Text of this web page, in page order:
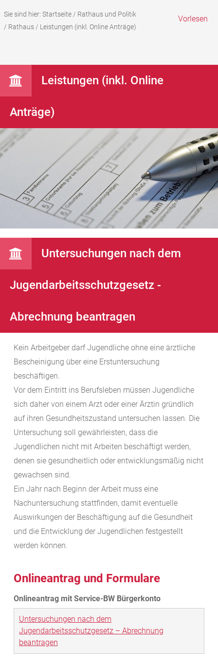
Sie sind hier: Startseite/ Rathaus und Politik
/ Rathaus/ Leistungen (inkl. Online Anträge)
Vorlesen
Leistungen (inkl. Online
Anträge)
Untersuchungen nach dem
Jugendarbeitsschutzgesetz -
Abrechnung beantragen
Kein Arbeitgeber darf Jugendliche ohne eine ärztliche
Bescheinigung über eine Erstuntersuchung
beschäftigen.
Vor dem Eintritt ins Berufsleben müssen Jugendliche
sich daher von einem Arzt oder einer Ärztin gründlich
auf ihren Gesundheitszustand untersuchen lassen. Die
Untersuchung soll gewährleisten, dass die
Jugendlichen nicht mit Arbeiten beschäftigt werden,
denen sie gesundheitlich oder entwicklungsmäßig nicht
gewachsen sind.
Ein Jahr nach Beginn der Arbeit muss eine
Nachuntersuchung stattfinden, damit eventuelle
Auswirkungen der Beschäftigung auf die Gesundheit
und die Entwicklung der Jugendlichen festgestellt
werden können.
Onlineantrag und Formulare
Untersuchungen nach dem
Jugendarbeitsschutzgesetz – Abrechnung
beantragen